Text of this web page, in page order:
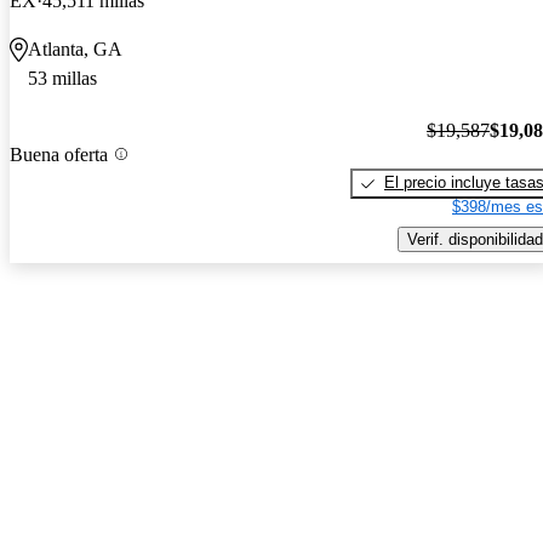
Atlanta, GA
53 millas
Buena oferta
$19,587
El precio incluye tasas
$398/mes
Verif. disponibilidad